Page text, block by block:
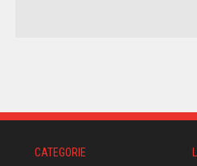
CATEGORIE